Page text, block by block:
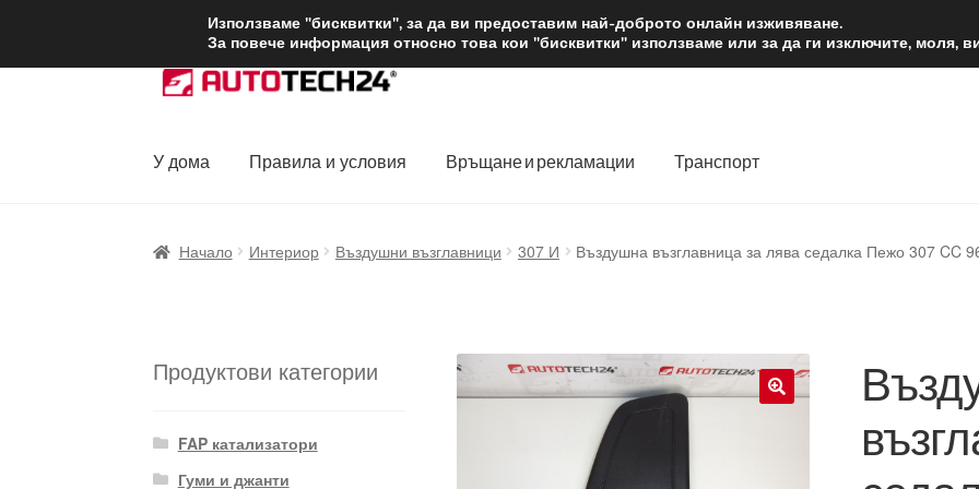
ДОСТАВКА от 12 лв.
Skip
to
Skip
to
У дома Правила и условия Връщане и рекламации Транспорт
Начало Интериор Въздушни възглавници 307 И Въздушна възглавница за лява седалка Пежо 307 CC
Продуктови категории
FAP катализатори
Гуми и джанти
Използваме "бисквитки", за да ви предоставим най-доброто онлайн изживяване.
За повече информация относно това кои "бисквитки" използваме или за да ги изключите, моля,